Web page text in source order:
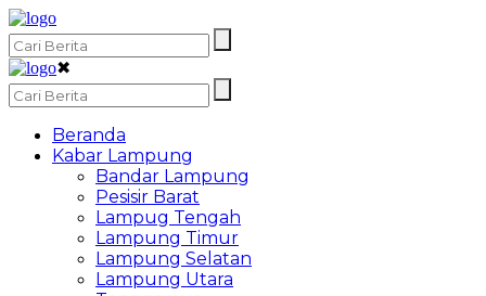
✖
Beranda
Kabar Lampung
Bandar Lampung
Pesisir Barat
Lampug Tengah
Lampung Timur
Lampung Selatan
Lampung Utara